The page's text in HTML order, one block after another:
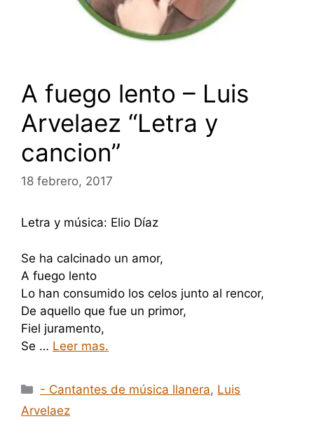
A fuego lento – Luis
Arvelaez “Letra y
cancion”
18 febrero, 2017
Letra y música: Elio Díaz
Se ha calcinado un amor,
A fuego lento
Lo han consumido los celos junto al rencor,
De aquello que fue un primor,
Fiel juramento,
Se … Leer mas.
Categorías
- Cantantes de música llanera, Luis
Arvelaez